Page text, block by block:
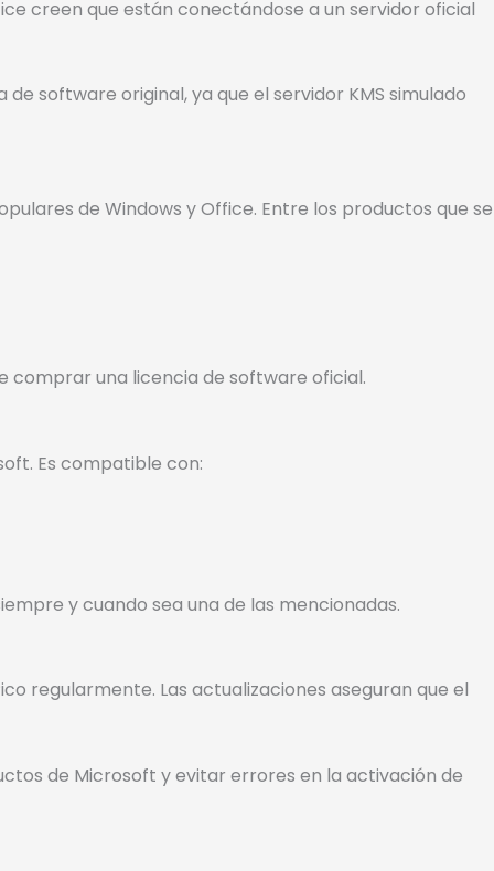
creen que están conectándose a un servidor oficial
software original, ya que el servidor KMS simulado
de Windows y Office. Entre los productos que se
comprar una licencia de software oficial.
Es compatible con:
y cuando sea una de las mencionadas.
regularmente. Las actualizaciones aseguran que el
de Microsoft y evitar errores en la activación de